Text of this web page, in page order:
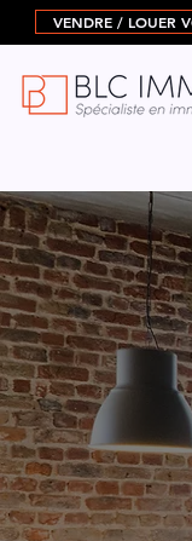
VENDRE / LOUER